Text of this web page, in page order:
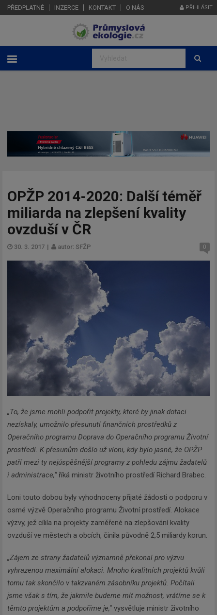
PŘEDPLATNÉ INZERCE KONTAKT O NÁS PŘIHLÁSIT
OPŽP 2014-2020: Další téměř
miliarda na zlepšení kvality
ovzduší v ČR
30. 3. 2017 | autor: SFŽP 0
„To, že jsme mohli podpořit projekty, které by jinak dotaci
nezískaly, umožnilo přesunutí finančních prostředků z
Operačního programu Doprava do Operačního programu Životní
prostředí. K přesunům došlo už vloni, kdy bylo jasné, že OPŽP
patří mezi ty nejúspěšnější programy z pohledu zájmu žadatelů
i administrace,“říká ministr životního prostředí Richard Brabec.
Loni touto dobou byly vyhodnoceny přijaté žádosti o podporu v
osmé výzvě Operačního programu Životní prostředí. Alokace
výzvy, jež cílila na projekty zaměřené na zlepšování kvality
ovzduší ve městech a obcích, činila původně 2,5 miliardy korun.
„Zájem ze strany žadatelů významně překonal pro výzvu
vyhrazenou maximální alokaci. Mnoho kvalitních projektů kvůli
tomu tak skončilo v takzvaném zásobníku projektů. Počítali
jsme však s tím, že jakmile budeme mít možnost, vrátíme se k
těmto projektům a podpoříme je," vysvětluje ministr životního